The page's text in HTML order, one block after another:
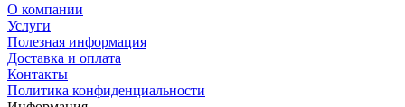
О компании
Услуги
Полезная информация
Доставка и оплата
Контакты
Политика конфиденциальности